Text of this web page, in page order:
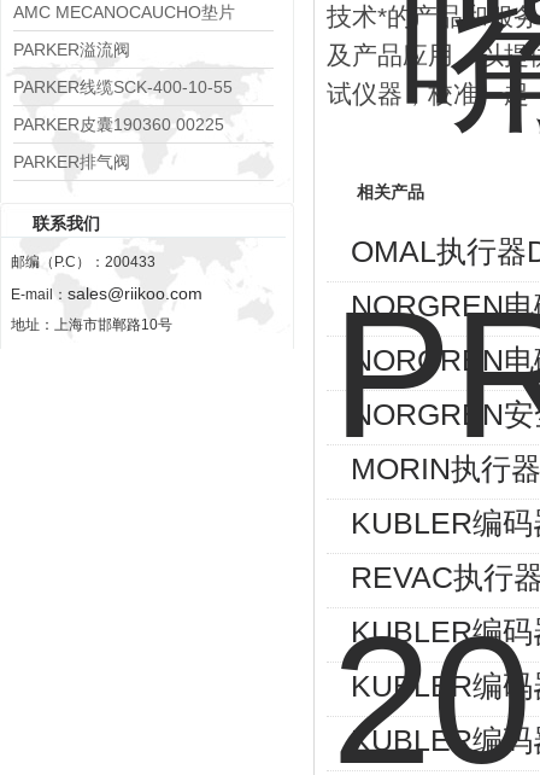
138551
AMC MECANOCAUCHO垫片
608074
PARKER溢流阀
RE06M35W2N1KWXG087
PARKER线缆SCK-400-10-55
PARKER皮囊190360 00225
PARKER排气阀
联系我们
邮编（P.C）：200433
E-mail： sales@riikoo.com
地址：上海市邯郸路10号
技术*的产品和服
及产品应用，以提
试仪器，校准一起
相关产品
OMAL执行器
NORGREN
NORGREN
NORGREN
MORIN执行
KUBLER编
REVAC执行
KUBLER编
KUBLER编
KUBLER编